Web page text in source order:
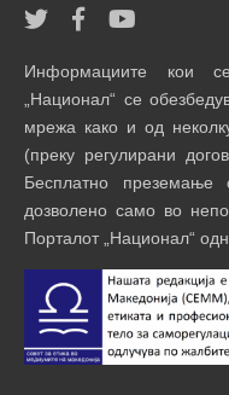
Информациите кои
„Национал“ се
мрежа како и од
(преку регулирани
Бесплатно
дозволено само во
Порталот „Национал“